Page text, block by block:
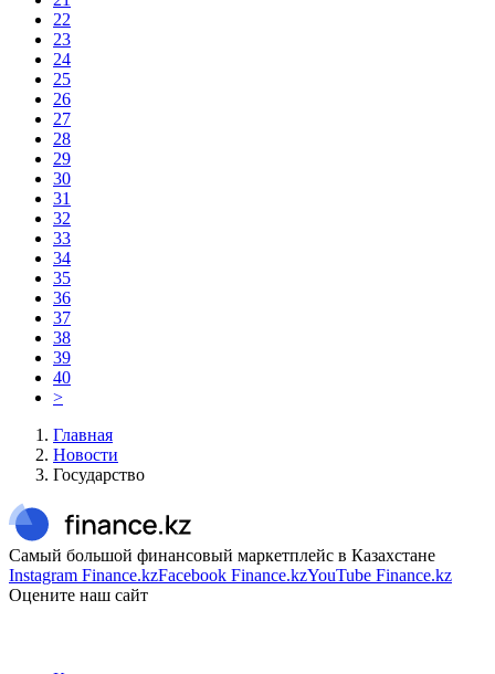
22
23
24
25
26
27
28
29
30
31
32
33
34
35
36
37
38
39
40
>
Главная
Новости
Государство
Самый большой финансовый маркетплейс в Казахстане
Instagram Finance.kzFacebook Finance.kzYouTube Finance.kz
Оцените наш сайт